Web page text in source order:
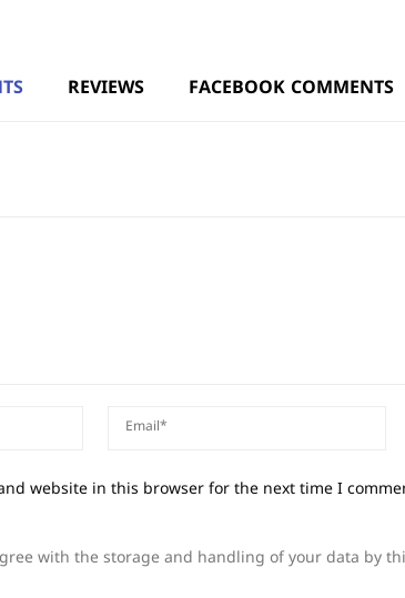
REVIEWS FACEBOOK COMMENTS
website in this browser for the next time I
with the storage and handling of your data by